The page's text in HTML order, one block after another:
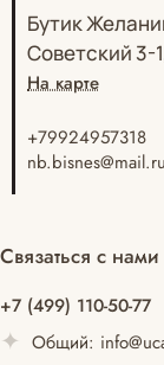
Бутик
Советский 3-
На карте
+79924957318
nb.bisnes@mail.ru
Связаться с нами
+7 (499) 110-50-77
Общий: